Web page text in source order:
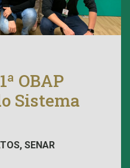
OBAP
Sistema
SENAR